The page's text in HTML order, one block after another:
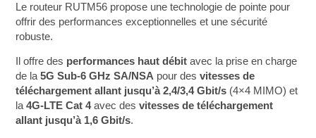
Le routeur RUTM56 propose une technologie de pointe pour
offrir des performances exceptionnelles et une sécurité
robuste.
Il offre des performances haut débit avec la prise en charge
de la5G Sub-6 GHz SA/NSA pour desvitesses de
téléchargement allant jusqu’à 2,4/3,4 Gbit/s (4×4 MIMO) et
la4G-LTE Cat 4avec desvitesses de téléchargement
allant jusqu’à 1,6 Gbit/s.